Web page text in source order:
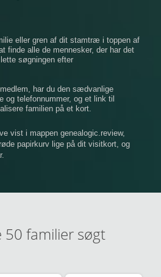
eller gren af ​​dit stamtræ i toppen af
finde alle de mennesker, der har det
søgningen efter
har du den sædvanlige
og telefonnummer, og et link til
familien på et kort.
vist i mappen genealogic.review,
papirkurv lige på dit visitkort, og
50 familier søgt